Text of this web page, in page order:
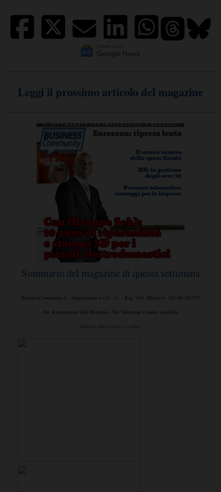
Leggi il prossimo articolo del magazine
Sommario del magazine di questa settimana
BusinessCommunity.it - Supplemento a G.C. e t. - Reg. Trib. Milano n. 431 del 19/7/97
Dir. Responsabile Gigi Beltrame - Dir. Editoriale Claudio Gandolfo
Politica della Privacy e cookie